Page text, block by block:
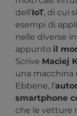
dell’IoT, di cui
esempi di
nelle diverse
appunto il
Scrive Maciej
una
Ebbene, l’
smartphone
che le vetture